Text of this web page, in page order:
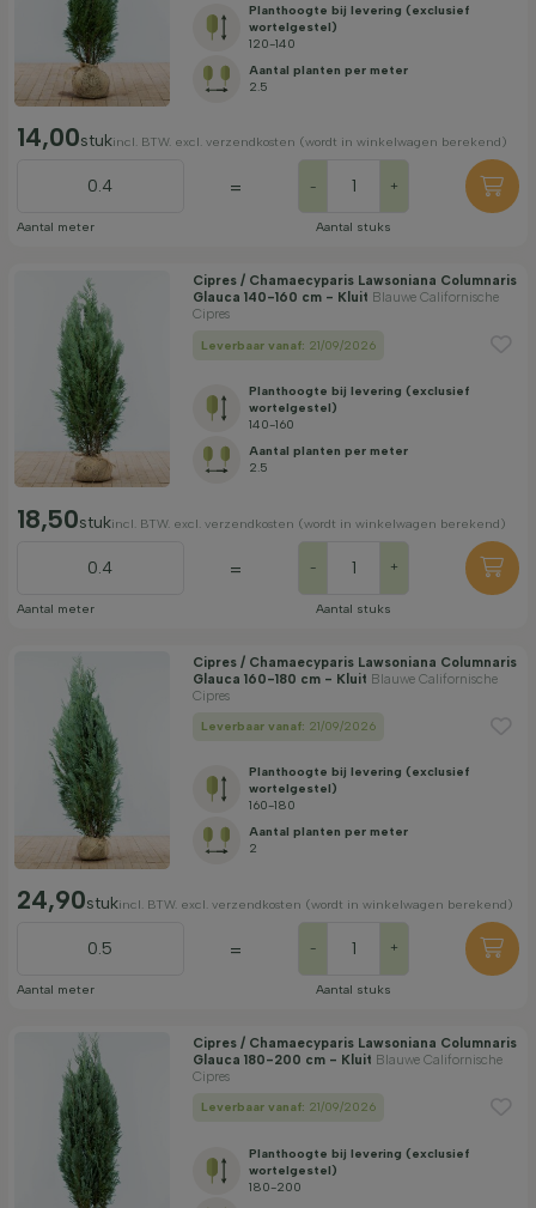
Planthoogte bij levering (exclusief
wortelgestel)
120-140
Aantal planten per meter
2.5
14,00stukincl. BTW. excl. verzendkosten (wordt in winkelwagen berekend)
Aantal meter
= - +
Aantal stuks
Cipres / Chamaecyparis Lawsoniana Columnaris
Glauca 140-160 cm - Kluit Blauwe Californische
Cipres
Leverbaar vanaf: 21/09/2026
Planthoogte bij levering (exclusief
wortelgestel)
140-160
Aantal planten per meter
2.5
18,50stukincl. BTW. excl. verzendkosten (wordt in winkelwagen berekend)
Aantal meter
= - +
Aantal stuks
Cipres / Chamaecyparis Lawsoniana Columnaris
Glauca 160-180 cm - Kluit Blauwe Californische
Cipres
Leverbaar vanaf: 21/09/2026
Planthoogte bij levering (exclusief
wortelgestel)
160-180
Aantal planten per meter
2
24,90stukincl. BTW. excl. verzendkosten (wordt in winkelwagen berekend)
Aantal meter
= - +
Aantal stuks
Cipres / Chamaecyparis Lawsoniana Columnaris
Glauca 180-200 cm - Kluit Blauwe Californische
Cipres
Leverbaar vanaf: 21/09/2026
Planthoogte bij levering (exclusief
wortelgestel)
180-200